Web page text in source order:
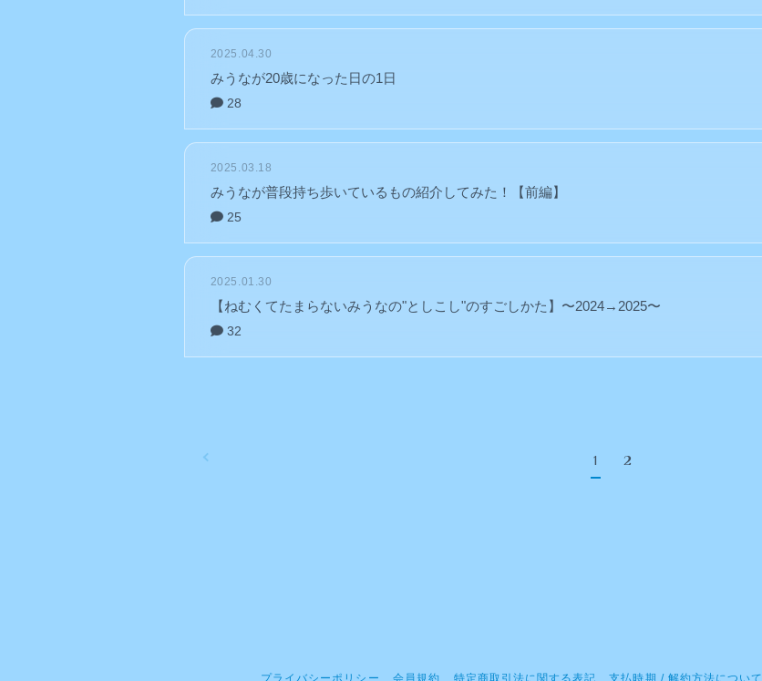
2025.04.30
みうなが20歳になった日の1日
28
2025.03.18
みうなが普段持ち歩いているもの紹介してみた！【前編】
25
2025.01.30
【ねむくてたまらないみうなの"としこし"のすごしかた】〜2024→2025〜
32
1 2